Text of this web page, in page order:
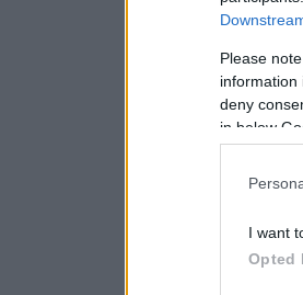
Please
information
deny
in below
I want
Opted